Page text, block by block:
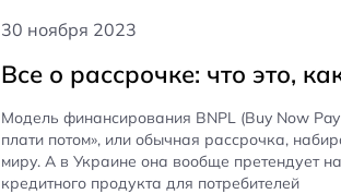
30 ноября 2023
Все о рассрочке: что это,
Модель финансирования BNPL (Buy Now
плати потом», или обычная рассрочка,
миру. А в Украине она вообще претендует на
кредитного продукта для потребителей